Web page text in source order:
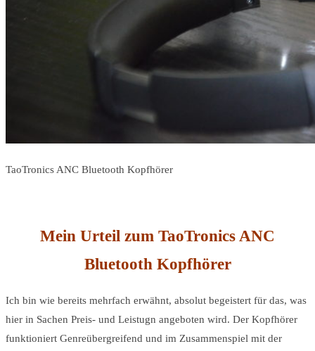
TaoTronics ANC Bluetooth Kopfhörer
Mein Urteil zum TaoTronics ANC
Bluetooth Kopfhörer
Ich bin wie bereits mehrfach erwähnt, absolut begeistert für das, was
hier in Sachen Preis- und Leistugn angeboten wird. Der Kopfhörer
funktioniert Genreübergreifend und im Zusammenspiel mit der